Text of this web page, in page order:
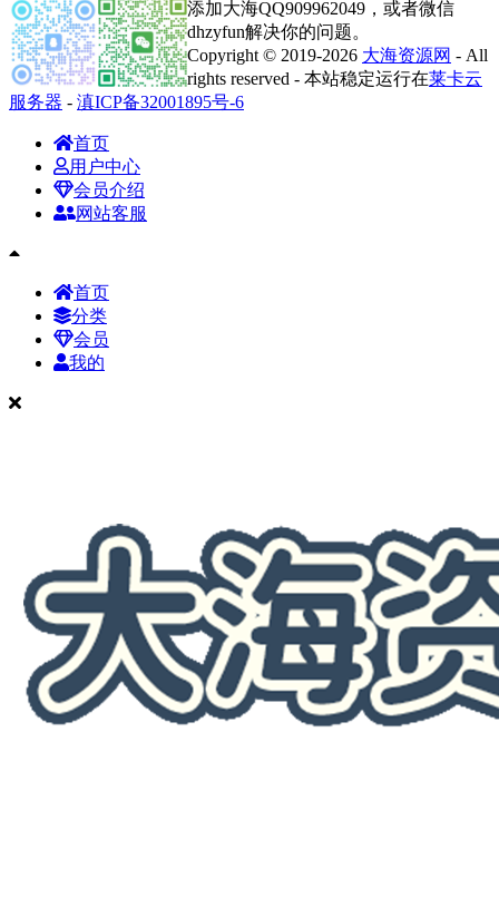
添加大海QQ909962049，或者微信
dhzyfun解决你的问题。
Copyright © 2019-2026 大海资源网 - All
rights reserved - 本站稳定运行在莱卡云
服务器 - 滇ICP备32001895号-6
首页
用户中心
会员介绍
网站客服
首页
分类
会员
我的